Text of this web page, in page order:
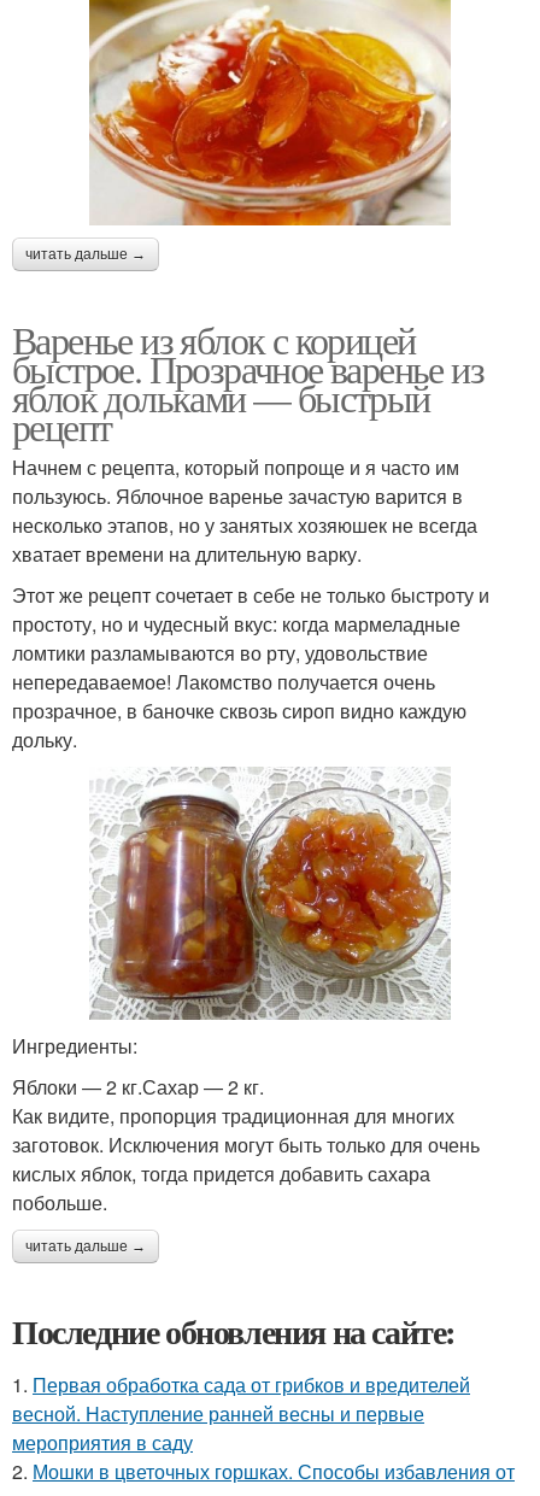
читать дальше →
Варенье из яблок с корицей
быстрое. Прозрачное варенье из
яблок дольками — быстрый
рецепт
Начнем с рецепта, который попроще и я часто им
пользуюсь. Яблочное варенье зачастую варится в
несколько этапов, но у занятых хозяюшек не всегда
хватает времени на длительную варку.
Этот же рецепт сочетает в себе не только быстроту и
простоту, но и чудесный вкус: когда мармеладные
ломтики разламываются во рту, удовольствие
непередаваемое! Лакомство получается очень
прозрачное, в баночке сквозь сироп видно каждую
дольку.
Ингредиенты:
Яблоки — 2 кг.Сахар — 2 кг.
Как видите, пропорция традиционная для многих
заготовок. Исключения могут быть только для очень
кислых яблок, тогда придется добавить сахара
побольше.
читать дальше →
Последние обновления на сайте:
1. Первая обработка сада от грибков и вредителей
весной. Наступление ранней весны и первые
мероприятия в саду
2. Мошки в цветочных горшках. Способы избавления от